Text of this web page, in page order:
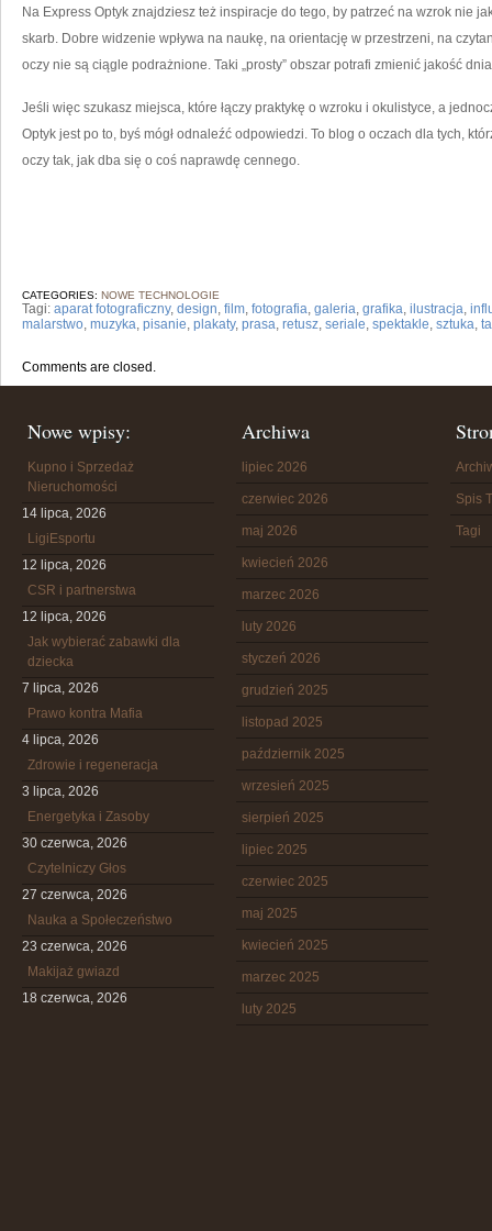
Na Express Optyk znajdziesz też inspiracje do tego, by patrzeć na wzrok nie
skarb. Dobre widzenie wpływa na naukę, na orientację w przestrzeni, na
oczy nie są ciągle podrażnione. Taki „prosty” obszar potrafi zmienić jakość
Jeśli więc szukasz miejsca, które łączy praktykę o wzroku i okulistyce, a
Optyk jest po to, byś mógł odnaleźć odpowiedzi. To blog o oczach dla tych,
oczy tak, jak dba się o coś naprawdę cennego.
CATEGORIES: NOWE TECHNOLOGIE
Tagi: aparat fotograficzny, design, film, fotografia, galeria, grafika, ilustracja,
malarstwo, muzyka, pisanie, plakaty, prasa, retusz, seriale, spektakle, sztuka,
Comments are closed.
Nowe wpisy:
Kupno i Sprzedaż
Nieruchomości
14 lipca, 2026
LigiEsportu
12 lipca, 2026
CSR i partnerstwa
12 lipca, 2026
Jak wybierać zabawki dla
dziecka
7 lipca, 2026
Prawo kontra Mafia
4 lipca, 2026
Zdrowie i regeneracja
3 lipca, 2026
Energetyka i Zasoby
30 czerwca, 2026
Czytelniczy Głos
27 czerwca, 2026
Nauka a Społeczeństwo
23 czerwca, 2026
Makijaż gwiazd
18 czerwca, 2026
Archiwa
lipiec 2026
czerwiec 2026
maj 2026
kwiecień 2026
marzec 2026
luty 2026
styczeń 2026
grudzień 2025
listopad 2025
październik 2025
wrzesień 2025
sierpień 2025
lipiec 2025
czerwiec 2025
maj 2025
kwiecień 2025
marzec 2025
luty 2025
Spis
Tagi